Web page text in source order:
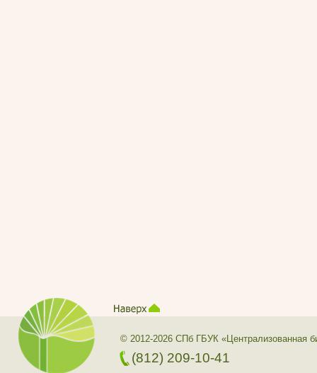
© 2012-2026 СПб ГБУК «Централизованная
(812) 209-10-41